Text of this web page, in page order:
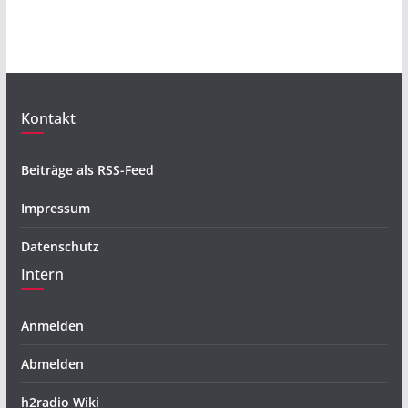
Kontakt
Beiträge als RSS-Feed
Impressum
Datenschutz
Intern
Anmelden
Abmelden
h2radio Wiki